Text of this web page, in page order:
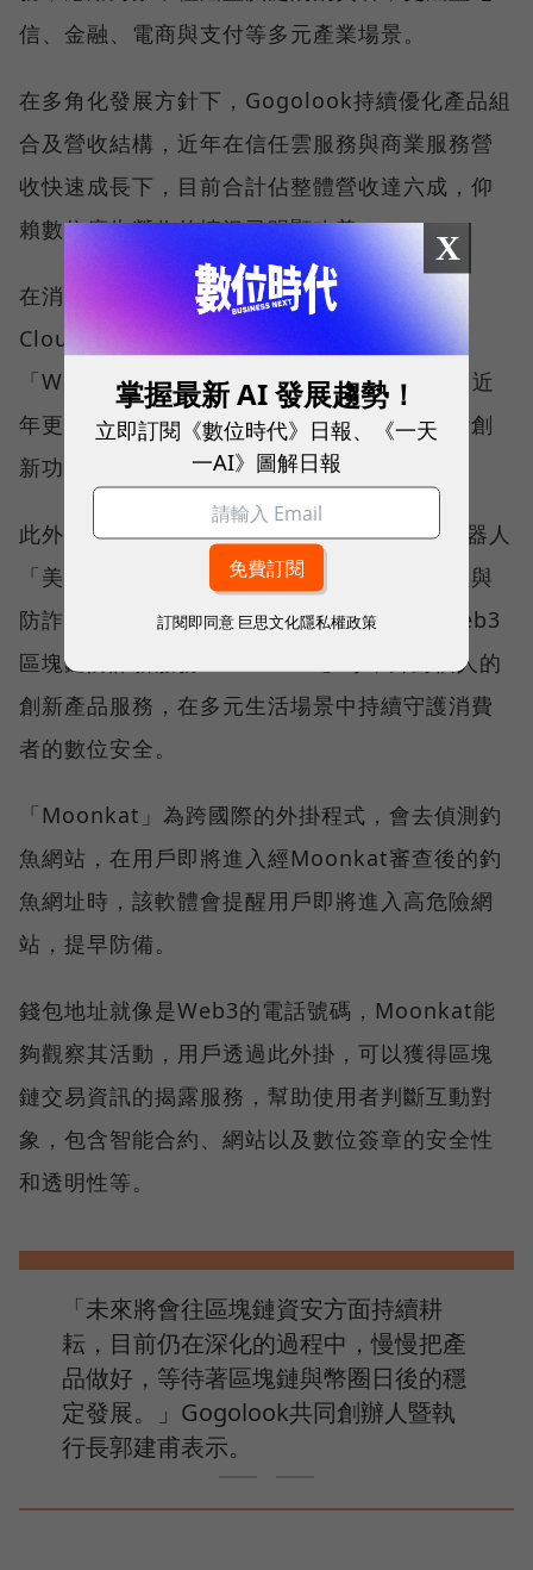
信、金融、電商與支付等多元產業場景。
在多角化發展方針下，Gogolook持續優化產品組
合及營收結構，近年在信任雲服務與商業服務營
收快速成長下，目前合計佔整體營收達六成，仰
賴數位廣告營收的情況已明顯改善。
在消費者端信任雲服務（Consumer Trust
Cloud Services）方面，陌生來電辨識軟體
「Whoscall」在全球已擁有逾1億次下載量，近
年更已成功將產品商業模式轉為訂閱制，不斷創
新功能、提升用戶體驗。
此外，Gogolook也推出包含可疑訊息查證機器人
「美玉姨」，以及在巴西市場落地的訊息管理與
防詐應用程式「Message Checker」，與Web3
區塊鏈防詐新服務「Moonkat」等，針對個人的
創新產品服務，在多元生活場景中持續守護消費
者的數位安全。
「Moonkat」為跨國際的外掛程式，會去偵測釣
魚網站，在用戶即將進入經Moonkat審查後的釣
魚網址時，該軟體會提醒用戶即將進入高危險網
站，提早防備。
錢包地址就像是Web3的電話號碼，Moonkat能
夠觀察其活動，用戶透過此外掛，可以獲得區塊
鏈交易資訊的揭露服務，幫助使用者判斷互動對
象，包含智能合約、網站以及數位簽章的安全性
和透明性等。
「未來將會往區塊鏈資安方面持續耕
耘，目前仍在深化的過程中，慢慢把產
品做好，等待著區塊鏈與幣圈日後的穩
定發展。」Gogolook共同創辦人暨執
行長郭建甫表示。
X
掌握最新 AI 發展趨勢！
立即訂閱《數位時代》日報、《一天
一AI》圖解日報
訂閱即同意 巨思文化隱私權政策